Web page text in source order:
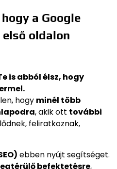
a Google
oldalon
is abból élsz, hogy
hogy minél több
, akik ott további
feliratkoznak,
ebben nyújt segítséget.
befektetésre,